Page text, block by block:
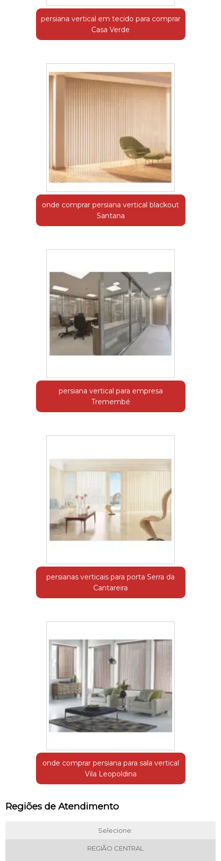
persiana vertical em tecido para comprar
Casa Verde
onde comprar persiana vertical blackout
Santana
persiana vertical para empresa
Tremembé
persianas verticais para porta Serra da
Cantareira
onde comprar persiana para sala vertical
Vila Leopoldina
Regiões de Atendimento
Selecione:
REGIÃO CENTRAL